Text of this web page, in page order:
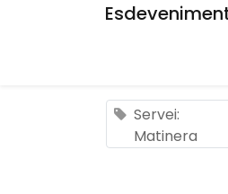
Servei:
Matinera